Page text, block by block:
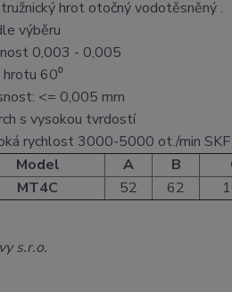
hrot otočný vodotěsněný .
výběru
0,003 - 0,005
60⁰
<= 0,005 mm
s vysokou tvrdostí
rychlost 3000-5000 ot./min SKF
Model
A B
MT4C
52 62
s.r.o.